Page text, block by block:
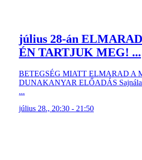
július 28-án
ÉN TARTJUK MEG! ...
BETEGSÉG MIATT ELMARAD A
DUNAKANYAR ELŐADÁS
...
július 28., 20:30 - 21:50